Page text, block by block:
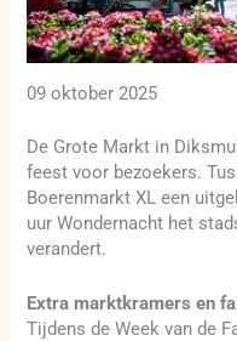
09 oktober 2025
De Grote Markt in
feest voor bezoekers.
Boerenmarkt XL een
uur Wondernacht het
verandert.
Extra marktkramers en
Tijdens de Week van de